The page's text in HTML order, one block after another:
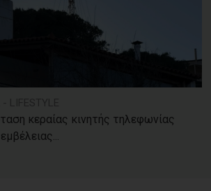
κεραίας κινητής τηλεφωνίας